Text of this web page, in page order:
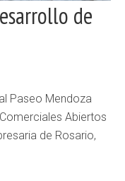
de
Paseo Mendoza
Abiertos
de Rosario,